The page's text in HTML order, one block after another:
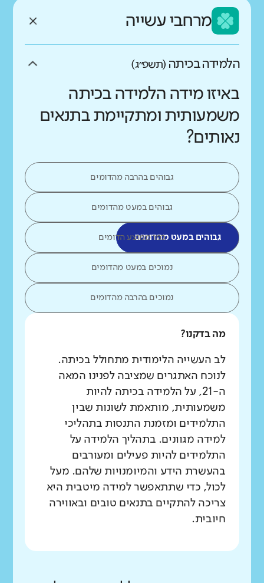
מרחבי עשייה
הלמידה בכיתה (תשפ״ג)
באיזו מידה הלמידה בכיתה
משמעותית ומתקיימת בתנאים
נאותים?
גבוהים בהרבה מהדומים
גבוהים במעט מהדומים
גבוהים במעט מהדומיםכמו ממוצע הדומים
נמוכים במעט מהדומים
נמוכים בהרבה מהדומים
מה בדקנו?
לב העשייה הלימודית מתחולל בכיתה.
לנוכח האתגרים שמציבה לפנינו המאה
ה-21, על הלמידה בכיתה להיות
משמעותית, מותאמת לשונות שבין
התלמידים ומזמנת התנסות בתהליכי
למידה מגוונים. בתהליך הלמידה על
התלמידים להיות פעילים ומעורבים
בהעשרת הידע והמיומנויות שלהם. מעל
לכול, כדי שתתאפשר למידה מיטבית היא
צריכה להתקיים בתנאים טובים ובאווירה
חיובית.